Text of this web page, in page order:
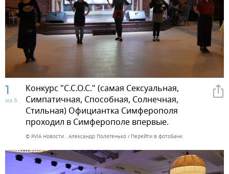
1
из 5
Конкурс "С.С.О.С." (самая Сексуальная,
Симпатичная, Способная, Солнечная,
Стильная) Официантка Симферополя
проходил в Симферополе впервые.
© РИА Новости . Александр Полегенько Перейти в фотобанк